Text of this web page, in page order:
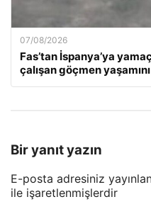
07/08/2026
Fas’tan İspanya’ya
çalışan göçmen
Bir yanıt yazın
E-posta adresiniz
ile işaretlenmişlerdir